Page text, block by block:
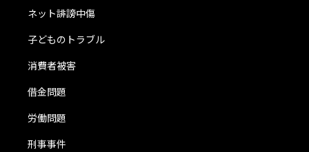
ネット誹謗中傷
子どものトラブル
消費者被害
借金問題
労働問題
刑事事件